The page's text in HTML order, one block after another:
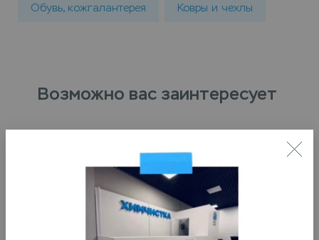
Обувь, кожгалантерея Ковры и чехлы
Возможно вас заинтересует